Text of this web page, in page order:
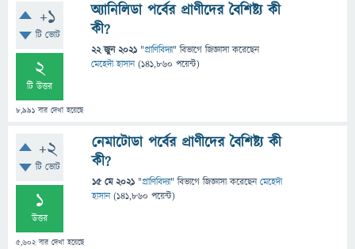
+1
টি ভোট
2
টি উত্তর
8,991 বার দেখা হয়েছে
অ্যানিলিডা পর্বের প্রাণীদের বৈশিষ্ট্য কী
কী?
22 জুন 2021 "প্রাণিবিদ্যা" বিভাগে জিজ্ঞাসাকরেছেন
মেহেদী হাসান (141,860 পয়েন্ট)
+2
টি ভোট
1
উত্তর
5,602বার দেখা হয়েছে
নেমাটোডা পর্বের প্রাণীদের বৈশিষ্ট্য কী
কী?
15 মে 2021 "প্রাণিবিদ্যা" বিভাগে জিজ্ঞাসাকরেছেনমেহেদী
হাসান (141,860 পয়েন্ট)